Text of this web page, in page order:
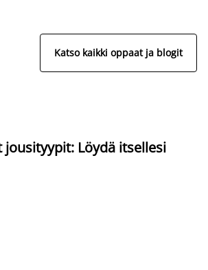
Katso kaikki oppaat ja blogit
Löydä itsellesi